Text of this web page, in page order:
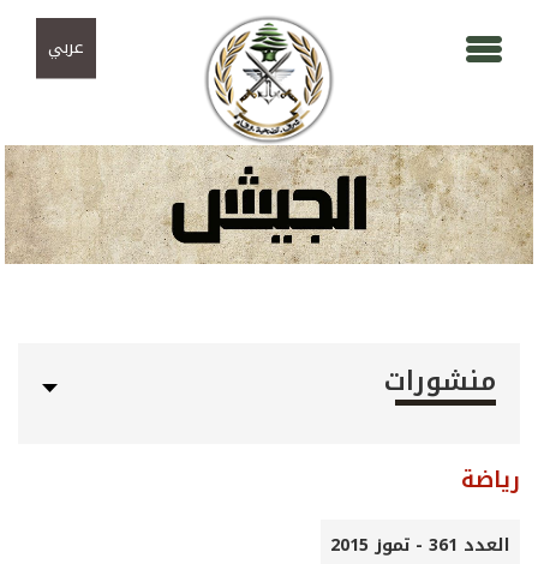
عربي
منشورات
رياضة
العدد 361 - تموز 2015